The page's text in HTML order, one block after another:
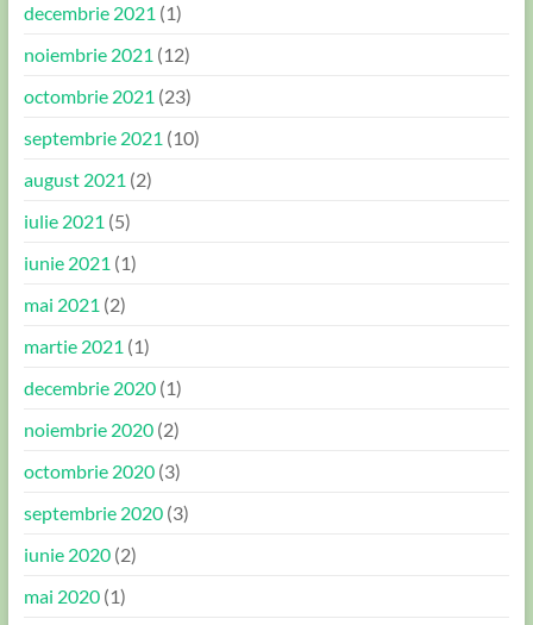
decembrie 2021 (1)
noiembrie 2021 (12)
octombrie 2021 (23)
septembrie 2021 (10)
august 2021 (2)
iulie 2021 (5)
iunie 2021 (1)
mai 2021 (2)
martie 2021 (1)
decembrie 2020(1)
noiembrie 2020(2)
octombrie 2020(3)
septembrie 2020(3)
iunie 2020(2)
mai 2020(1)